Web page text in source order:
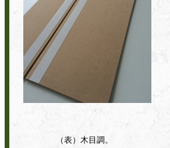
（表）木目調。